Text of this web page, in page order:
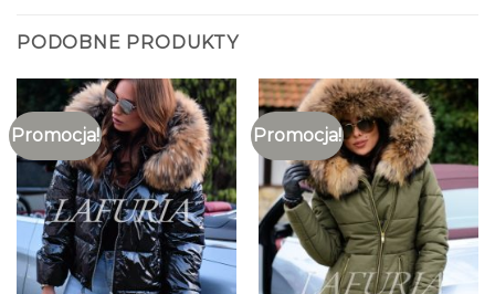
PODOBNE PRODUKTY
Promocja! Promocja!